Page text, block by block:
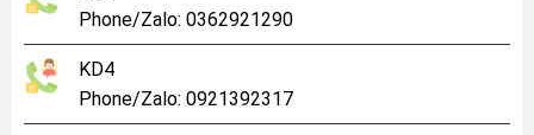
Phone/Zalo: 0362921290
KD4
Phone/Zalo: 0921392317